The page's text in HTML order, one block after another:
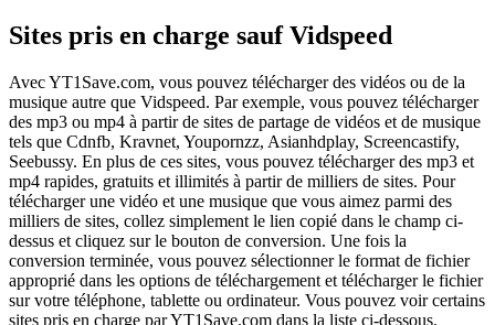
Sites pris en charge sauf Vidspeed
Avec YT1Save.com, vous pouvez télécharger des vidéos ou de la
musique autre que Vidspeed. Par exemple, vous pouvez télécharger
des mp3 ou mp4 à partir de sites de partage de vidéos et de musique
tels que Cdnfb, Kravnet, Youpornzz, Asianhdplay, Screencastify,
Seebussy. En plus de ces sites, vous pouvez télécharger des mp3 et
mp4 rapides, gratuits et illimités à partir de milliers de sites. Pour
télécharger une vidéo et une musique que vous aimez parmi des
milliers de sites, collez simplement le lien copié dans le champ ci-
dessus et cliquez sur le bouton de conversion. Une fois la
conversion terminée, vous pouvez sélectionner le format de fichier
approprié dans les options de téléchargement et télécharger le fichier
sur votre téléphone, tablette ou ordinateur. Vous pouvez voir certains
sites pris en charge par YT1Save.com dans la liste ci-dessous.